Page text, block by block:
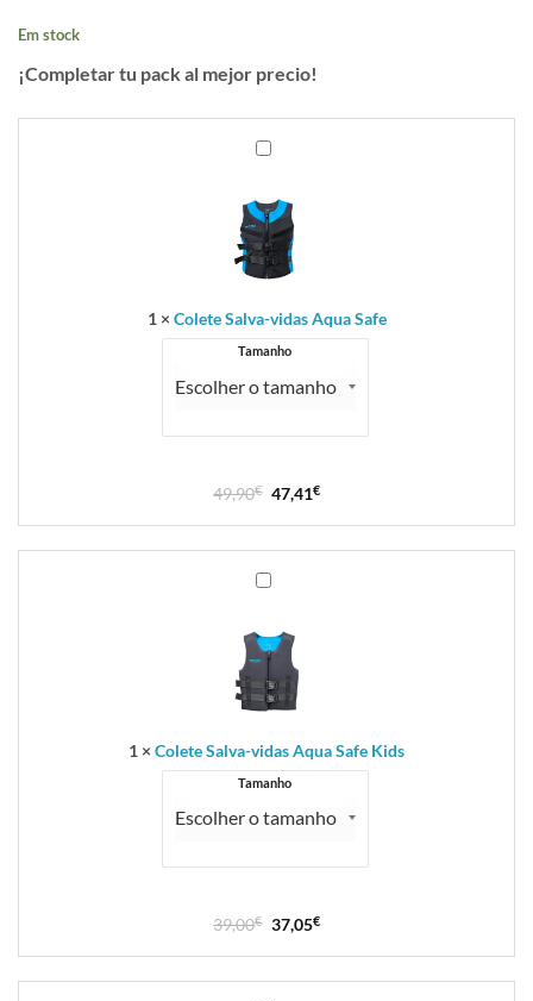
Em stock
¡Completar tu pack al mejor precio!
1× Colete Salva-vidas Aqua Safe
Tamanho
49,90€ 47,41€
1 × Colete Salva-vidas Aqua Safe Kids
Tamanho
39,00€ 37,05€